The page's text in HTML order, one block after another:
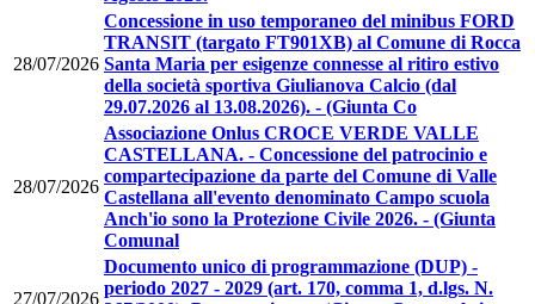
28/07/2026
Concessione in uso temporaneo del minibus FORD
TRANSIT (targato FT901XB) al Comune di Rocca
Santa Maria per esigenze connesse al ritiro estivo
della società sportiva Giulianova Calcio (dal
29.07.2026 al 13.08.2026). - (Giunta Co
28/07/2026
Associazione Onlus CROCE VERDE VALLE
CASTELLANA. - Concessione del patrocinio e
compartecipazione da parte del Comune di Valle
Castellana all'evento denominato Campo scuola
Anch'io sono la Protezione Civile 2026. - (Giunta
Comunal
27/07/2026
Documento unico di programmazione (DUP) -
periodo 2027 - 2029 (art. 170, comma 1, d.lgs. N.